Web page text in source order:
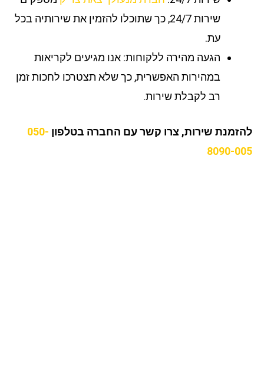
שירות 24/7, כך שתוכלו להזמין את שירותיה בכל
הגעה מהירה ללקוחות: אנו מגיעים לקריאות
במהירות האפשרית, כך שלא תצטרכו לחכות זמן
רב לקבלת שירות.
שירות, צרו קשר עם החברה בטלפון050-
8090-